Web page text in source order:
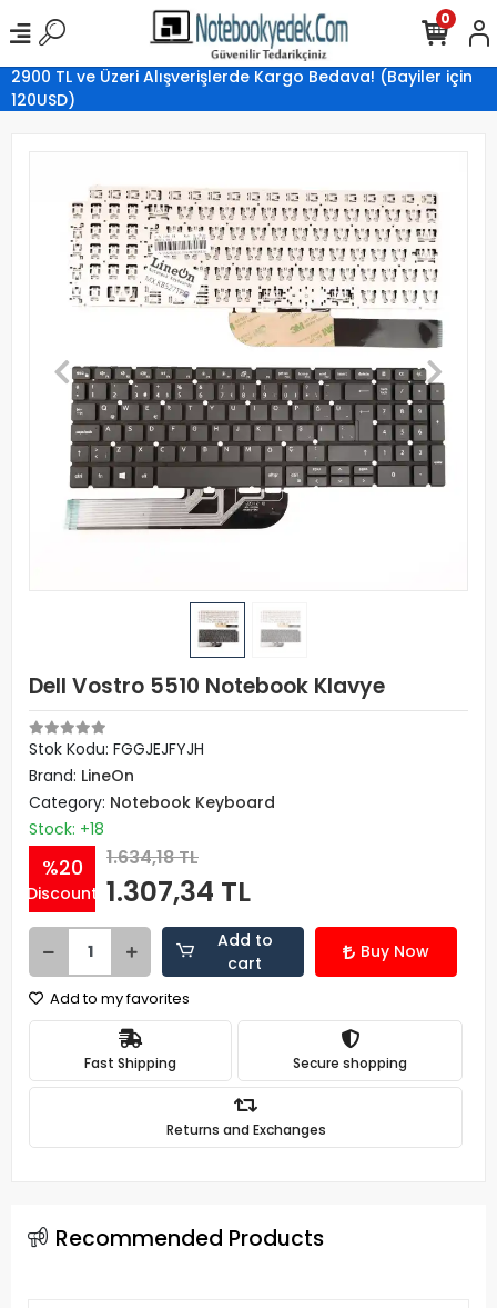
2900 TL ve Üzeri Alışverişlerde Kargo Bedava! (Bayiler için
120USD)
0
Dell Vostro 5510 Notebook Klavye
Stok Kodu: FGGJEJFYJH
Brand: LineOn
Category: Notebook Keyboard
Stock: +18
%20
Discount
1.634,18 TL
1.307,34 TL
Add to
cart
Buy Now
Add to my favorites
Fast Shipping Secure shopping
Returns and Exchanges
Recommended Products